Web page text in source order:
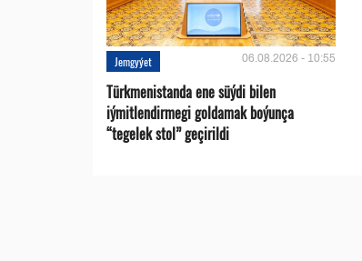
Jemgyýet 06.08.2026 - 10:55
Türkmenistanda ene süýdi bilen
iýmitlendirmegi goldamak boýunça
“tegelek stol” geçirildi